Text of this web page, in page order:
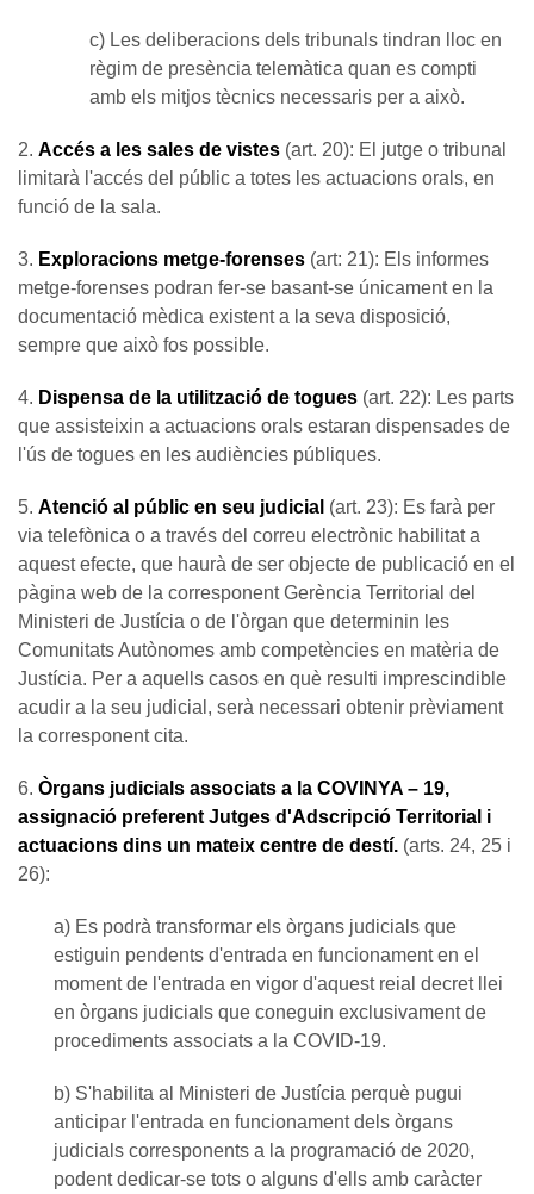
c) Les deliberacions dels tribunals tindran lloc en
règim de presència telemàtica quan es compti
amb els mitjos tècnics necessaris per a això.
2. Accés a les sales de vistes (art. 20): El jutge o tribunal
limitarà l'accés del públic a totes les actuacions orals, en
funció de la sala.
3. Exploracions metge-forenses (art: 21): Els informes
metge-forenses podran fer-se basant-se únicament en la
documentació mèdica existent a la seva disposició,
sempre que això fos possible.
4. Dispensa de la utilització de togues (art. 22): Les parts
que assisteixin a actuacions orals estaran dispensades de
l'ús de togues en les audiències públiques.
5. Atenció al públic en seu judicial (art. 23): Es farà per
via telefònica o a través del correu electrònic habilitat a
aquest efecte, que haurà de ser objecte de publicació en el
pàgina web de la corresponent Gerència Territorial del
Ministeri de Justícia o de l'òrgan que determinin les
Comunitats Autònomes amb competències en matèria de
Justícia. Per a aquells casos en què resulti imprescindible
acudir a la seu judicial, serà necessari obtenir prèviament
la corresponent cita.
6. Òrgans judicials associats a la COVINYA – 19,
assignació preferent Jutges d'Adscripció Territorial i
actuacions dins un mateix centre de destí. (arts. 24, 25 i
26):
a) Es podrà transformar els òrgans judicials que
estiguin pendents d'entrada en funcionament en el
moment de l'entrada en vigor d'aquest reial decret llei
en òrgans judicials que coneguin exclusivament de
procediments associats a la COVID-19.
b) S'habilita al Ministeri de Justícia perquè pugui
anticipar l'entrada en funcionament dels òrgans
judicials corresponents a la programació de 2020,
podent dedicar-se tots o alguns d'ells amb caràcter